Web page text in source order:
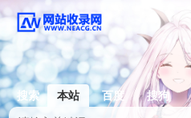
搜索 本站 百度 搜狗